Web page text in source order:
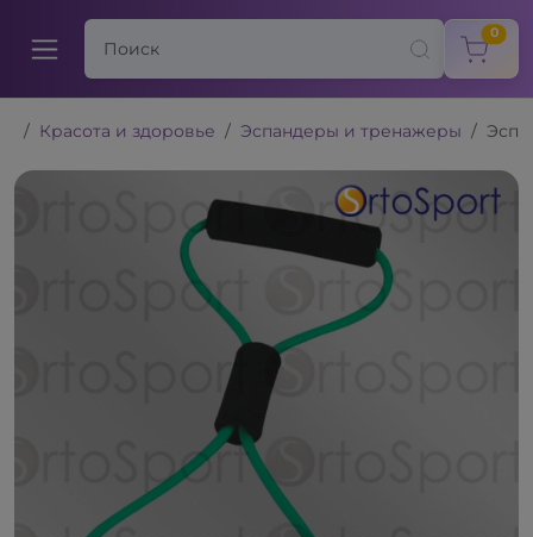
0
Красота и здоровье Эспандеры и тренажеры